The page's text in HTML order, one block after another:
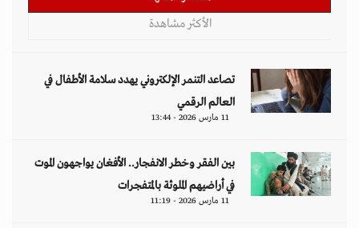
الأكثر مشاهدة
تصاعد التنمر الإلكتروني يهدد سلامة الأطفال في
العالم الرقمي
11 مارس 2026 - 13:44
بين الفقر وخطر الانفجار.. الأفغان يواجهون الموت
في أراضيهم الملوثة بالمتفجرات
11 مارس 2026 - 11:19